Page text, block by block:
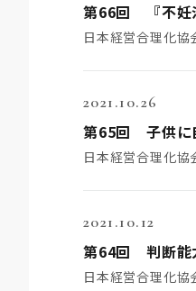
第66回 『不妊
日本経営合理化
2021.10.26
第65回 子供に
日本経営合理化
2021.10.12
第64回 判断能
日本経営合理化